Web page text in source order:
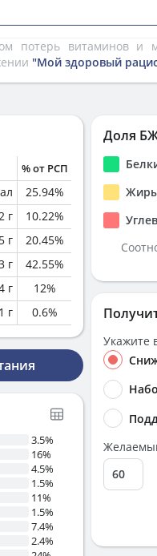
потерь витаминов
"Мой здоровый
% от РСП
25.94%
г 10.22%
г 20.45%
г 42.55%
г 12%
г 0.6%
3.5%
16%
4.5%
1.5%
11%
1.5%
7.4%
2.4%
Доля
Укажите